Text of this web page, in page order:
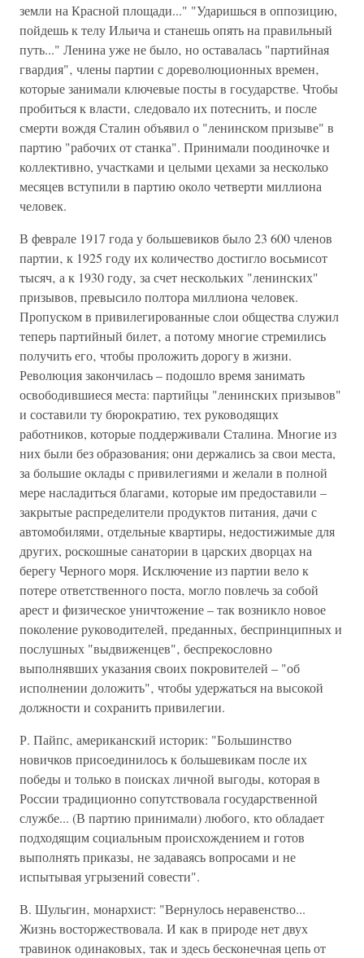
земли на Красной площади..." "Ударишься в оппозицию,
пойдешь к телу Ильича и станешь опять на правильный
путь..." Ленина уже не было‚ но оставалась "партийная
гвардия"‚ члены партии с дореволюционных времен‚
которые занимали ключевые посты в государстве. Чтобы
пробиться к власти‚ следовало их потеснить‚ и после
смерти вождя Сталин объявил о "ленинском призыве" в
партию "рабочих от станка". Принимали поодиночке и
коллективно, участками и целыми цехами за несколько
месяцев вступили в партию около четверти миллиона
человек.
В феврале 1917 года у большевиков было 23 600 членов
партии‚ к 1925 году их количество достигло восьмисот
тысяч‚ а к 1930 году‚ за счет нескольких "ленинских"
призывов, превысило полтора миллиона человек.
Пропуском в привилегированные слои общества служил
теперь партийный билет‚ а потому многие стремились
получить его‚ чтобы проложить дорогу в жизни.
Революция закончилась – подошло время занимать
освободившиеся места: партийцы "ленинских призывов"
и составили ту бюрократию‚ тех руководящих
работников, которые поддерживали Сталина. Многие из
них были без образования; они держались за свои места,
за большие оклады с привилегиями и желали в полной
мере насладиться благами‚ которые им предоставили –
закрытые распределители продуктов питания‚ дачи с
автомобилями‚ отдельные квартиры, недостижимые для
других, роскошные санатории в царских дворцах на
берегу Черного моря. Исключение из партии вело к
потере ответственного поста‚ могло повлечь за собой
арест и физическое уничтожение – так возникло новое
поколение руководителей‚ преданных‚ беспринципных и
послушных "выдвиженцев"‚ беспрекословно
выполнявших указания своих покровителей – "об
исполнении доложить"‚ чтобы удержаться на высокой
должности и сохранить привилегии.
Р. Пайпс‚ американский историк: "Большинство
новичков присоединилось к большевикам после их
победы и только в поисках личной выгоды‚ которая в
России традиционно сопутствовала государственной
службе... (В партию принимали) любого‚ кто обладает
подходящим социальным происхождением и готов
выполнять приказы‚ не задаваясь вопросами и не
испытывая угрызений совести".
В. Шульгин‚ монархист: "Вернулось неравенство...
Жизнь восторжествовала. И как в природе нет двух
травинок одинаковых‚ так и здесь бесконечная цепь от